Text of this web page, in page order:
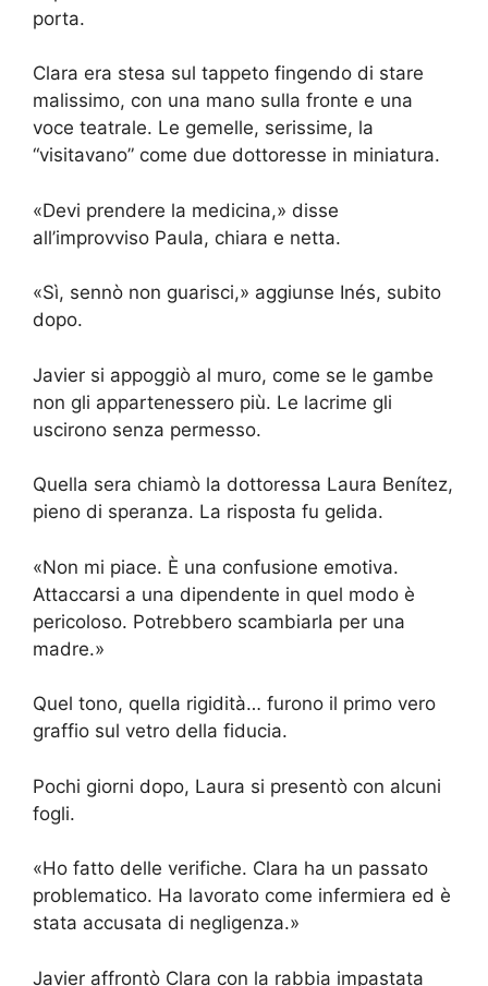
porta.
Clara era stesa sul tappeto fingendo di stare
malissimo, con una mano sulla fronte e una
voce teatrale. Le gemelle, serissime, la
“visitavano” come due dottoresse in miniatura.
«Devi prendere la medicina,» disse
all’improvviso Paula, chiara e netta.
«Sì, sennò non guarisci,» aggiunse Inés, subito
dopo.
Javier si appoggiò al muro, come se le gambe
non gli appartenessero più. Le lacrime gli
uscirono senza permesso.
Quella sera chiamò la dottoressa Laura Benítez,
pieno di speranza. La risposta fu gelida.
«Non mi piace. È una confusione emotiva.
Attaccarsi a una dipendente in quel modo è
pericoloso. Potrebbero scambiarla per una
madre.»
Quel tono, quella rigidità… furono il primo vero
graffio sul vetro della fiducia.
Pochi giorni dopo, Laura si presentò con alcuni
fogli.
«Ho fatto delle verifiche. Clara ha un passato
problematico. Ha lavorato come infermiera ed è
stata accusata di negligenza.»
Javier affrontò Clara con la rabbia impastata